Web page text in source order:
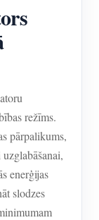
režīms.
pārpalikums,
enerģijas
slodzes